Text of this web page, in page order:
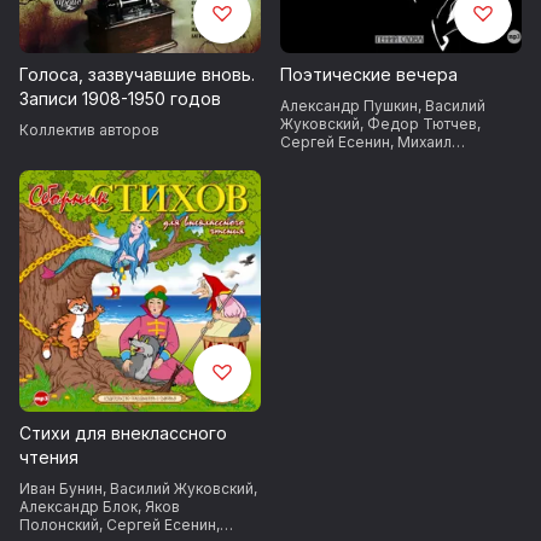
образности сблизили Есенина
с А. Б. Мариенгофом,
В. Г. Шершеневичем, Р. Ивневым;
в начале 1919 г. они объединились
в группу имажинистов. Есенин
стал завсегдатаем «Стойла
Пегаса» — литературного кафе
имажинистов у Никитских ворот
в Москве.
Событием в жизни Есенина
явилась встреча с американской
танцовщицей Айседорой Дункан
(осень 1921), которая через
полгода стала его женой.
Совместное путешествие
по Европе (Германия, Бельгия,
1922 август 1923),
сопровождавшееся шумными
Голоса, зазвучавшие вновь.
Записи 1908-1950 годов
Коллектив авторов
Поэтические вечера
Александр Пушкин, Василий
Жуковский, Федор Тютчев,
Сергей Есенин, Михаил
Стихи для внеклассного
чтения
Иван Бунин, Василий Жуковский,
Александр Блок, Яков
Полонский, Сергей Есенин,